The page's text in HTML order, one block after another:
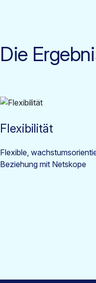
Die
Flexibilität
Flexible,
Beziehung mit Netskope